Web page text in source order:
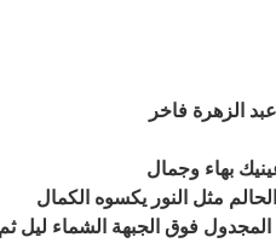
بهاء وجمال
مثل النور يكسوه الكمال
فوق الجبهة الشماء ليل ثم